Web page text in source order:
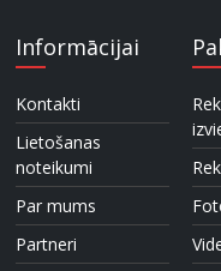
Informācijai
Kontakti
Lietošanas
noteikumi
Par mums
Partneri